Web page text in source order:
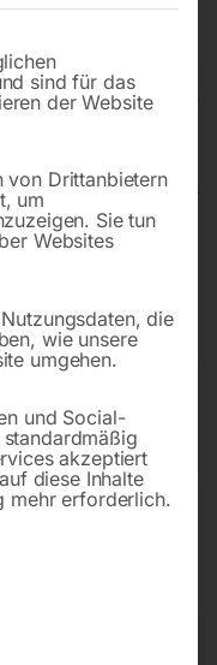
gelten für Österreich.
Warenkorb
für die eine
sind für das
der Website
von Drittanbietern
um
Sie tun
Websites
die
wie unsere
umgehen.
und Social-
akzeptiert
diese Inhalte
mehr erforderlich.